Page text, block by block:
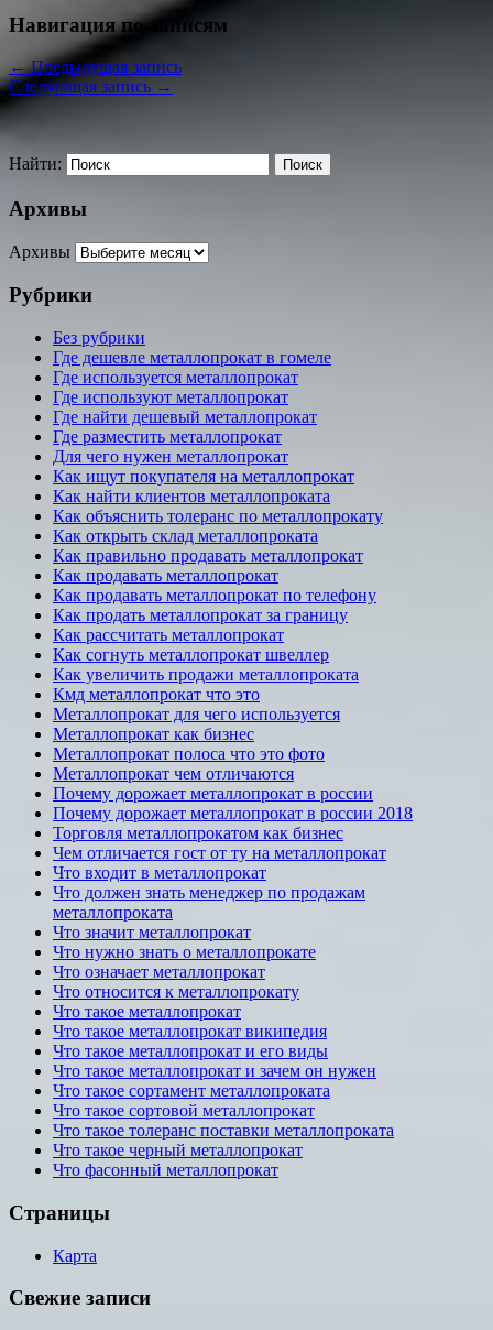
Навигация по записям
←Предыдущая запись
Следующая запись →
Найти:
Архивы
Архивы
Рубрики
Без рубрики
Где дешевле металлопрокат в гомеле
Где используется металлопрокат
Где используют металлопрокат
Где найти дешевый металлопрокат
Где разместить металлопрокат
Для чего нужен металлопрокат
Как ищут покупателя на металлопрокат
Как найти клиентов металлопроката
Как объяснить толеранс по металлопрокату
Как открыть склад металлопроката
Как правильно продавать металлопрокат
Как продавать металлопрокат
Как продавать металлопрокат по телефону
Как продать металлопрокат за границу
Как рассчитать металлопрокат
Как согнуть металлопрокат швеллер
Как увеличить продажи металлопроката
Кмд металлопрокат что это
Металлопрокат для чего используется
Металлопрокат как бизнес
Металлопрокат полоса что это фото
Металлопрокат чем отличаются
Почему дорожает металлопрокат в россии
Почему дорожает металлопрокат в россии 2018
Торговля металлопрокатом как бизнес
Чем отличается гост от ту на металлопрокат
Что входит в металлопрокат
Что должен знать менеджер по продажам
металлопроката
Что значит металлопрокат
Что нужно знать о металлопрокате
Что означает металлопрокат
Что относится к металлопрокату
Что такое металлопрокат
Что такое металлопрокат википедия
Что такое металлопрокат и его виды
Что такое металлопрокат и зачем он нужен
Что такое сортамент металлопроката
Что такое сортовой металлопрокат
Что такое толеранс поставки металлопроката
Что такое черный металлопрокат
Что фасонный металлопрокат
Страницы
Карта
Свежие записи